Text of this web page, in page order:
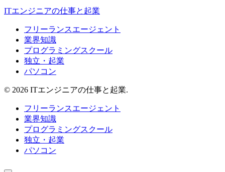
ITエンジニアの仕事と起業
フリーランスエージェント
業界知識
プログラミングスクール
独立・起業
パソコン
© 2026 ITエンジニアの仕事と起業.
フリーランスエージェント
業界知識
プログラミングスクール
独立・起業
パソコン